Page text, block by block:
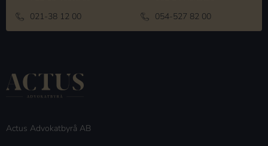
021-38 12 00
054-527 82 00
Actus Advokatbyrå AB